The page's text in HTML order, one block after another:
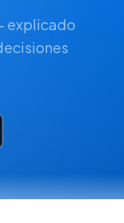
explicado